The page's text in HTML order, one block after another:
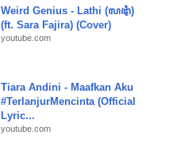
Weird Genius - Lathi (ꦭꦛꦶ)
(ft. Sara Fajira) (Cover)
youtube.com
Tiara Andini - Maafkan Aku
#TerlanjurMencinta (Official
Lyric...
youtube.com